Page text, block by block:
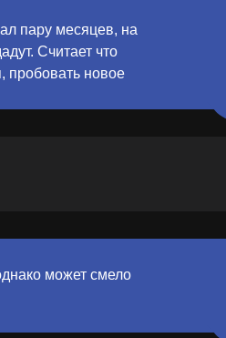
пару месяцев, на
Считает что
пробовать новое
может смело